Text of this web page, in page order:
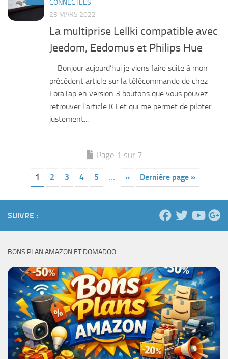
CONNECTÉES
23 MARS 2022
La multiprise Lellki compatible avec
Jeedom, Eedomus et Philips Hue
Bonjour aujourd’hui je viens faire suite à mon
précédent article sur la télécommande de chez
LoraTap en version 3 boutons que vous pouvez
retrouver l’article ICI et qui me permet de piloter
justement...
Page 1 sur 7
1 2 3 4 5 … » Dernière page »
SUIVRE :
BONS PLAN AMAZON ET DOMADOO